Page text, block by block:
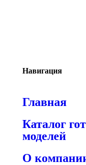
Навигация
Главная
Каталог
моделей
О